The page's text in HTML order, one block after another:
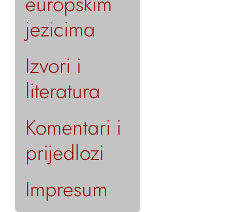
jezicima
Izvori i
literatura
Komentari i
prijedlozi
Impresum